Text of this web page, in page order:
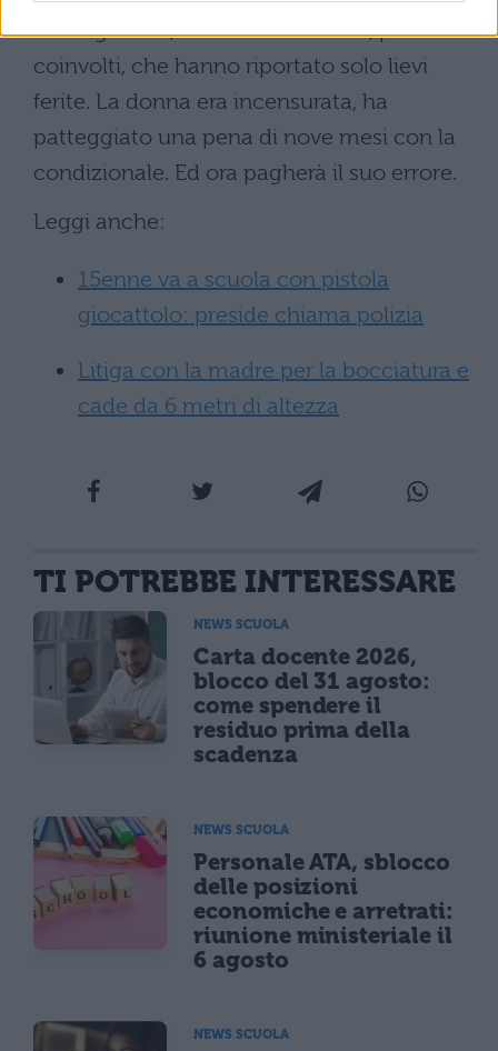
conseguenza, in termini di salute, per i due
coinvolti, che hanno riportato solo lievi
ferite. La donna era incensurata, ha
patteggiato una pena di nove mesi con la
condizionale. Ed ora pagherà il suo errore.
Leggi anche:
15enne va a scuola con pistola
giocattolo: preside chiama polizia
Litiga con la madre per la bocciatura e
cade da 6 metri di altezza
TI POTREBBE INTERESSARE
NEWS SCUOLA
Carta docente 2026,
blocco del 31 agosto:
come spendere il
residuo prima della
scadenza
NEWS SCUOLA
Personale ATA, sblocco
delle posizioni
economiche e arretrati:
riunione ministeriale il
6 agosto
NEWS SCUOLA